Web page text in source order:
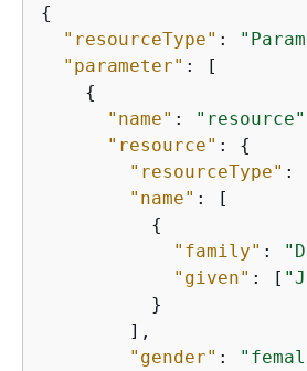
{
"resourceType" :
"parameter" : [
{
"name" : "resource"
"resource" : {
"resourceType" :
"name" : [
{
"family" :
"given" : [
          }
        ],
"gender" :